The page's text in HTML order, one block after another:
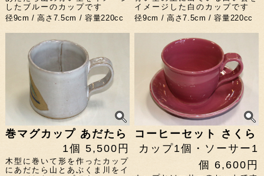
したブルーのカップです
径9cm / 高さ7.5cm / 容量220cc
イメージした白のカップです
径9cm / 高さ7.5cm / 容量220cc
巻マグカップ あだたら
1個 5,500円
木型に巻いて形を作ったカップ
にあだたら山とあぶくま川をイ
コーヒーセット さくら
カップ1個・ソーサー1
個 6,600円